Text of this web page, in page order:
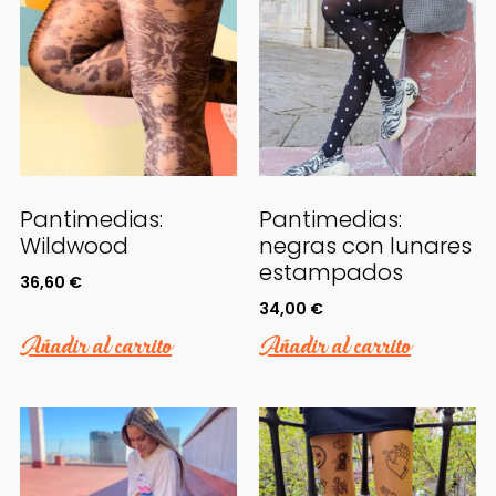
Pantimedias:
Wildwood
36,60 €
Añadir al carrito
Pantimedias:
negras con lunares
estampados
34,00 €
Añadir al carrito